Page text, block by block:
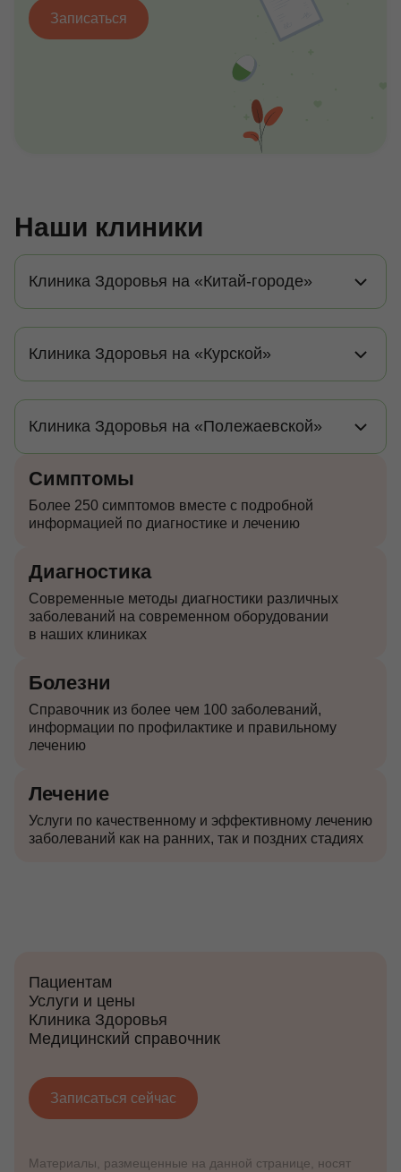
Записаться
Наши клиники
Клиника Здоровья на «Китай-городе»
Клиника Здоровья на «Курской»
Клиника Здоровья на «Полежаевской»
Симптомы
Более 250 симптомов вместе с подробной
информацией по диагностике и лечению
Диагностика
Современные методы диагностики различных
заболеваний на современном оборудовании
в наших клиниках
Болезни
Справочник из более чем 100 заболеваний,
информации по профилактике и правильному
лечению
Лечение
Услуги по качественному и эффективному лечению
заболеваний как на ранних, так и поздних стадиях
Пациентам
Услуги и цены
Клиника Здоровья
Медицинский справочник
Записаться сейчас
Материалы, размещенные на данной странице, носят